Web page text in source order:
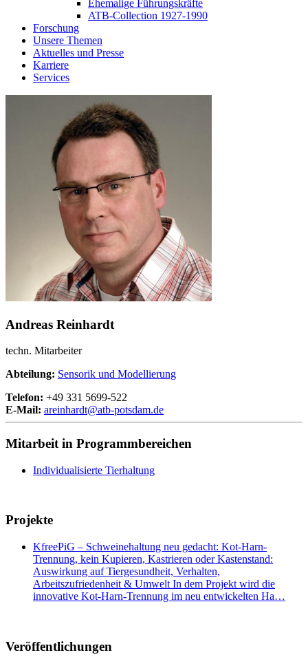
Ehemalige Führungskräfte
ATB-Collection 1927-1990
Forschung
Unsere Themen
Aktuelles und Presse
Karriere
Services
Andreas Reinhardt
techn. Mitarbeiter
Abteilung: Sensorik und Modellierung
Telefon: +49 331 5699-522
E-Mail: areinhardt@atb-potsdam.de
Mitarbeit in Programmbereichen
Individualisierte Tierhaltung
Projekte
KfreePiG – Schweinehaltung neu gedacht: Kot-Harn-
Trennung, kein Kupieren, Kastrieren oder Kastenstand:
Auswirkung auf Tiergesundheit, Verhalten,
Arbeitszufriedenheit & Umwelt In dem Projekt wird die
innovative Kot-Harn-Trennung im neu entwickelten Ha…
Veröffentlichungen